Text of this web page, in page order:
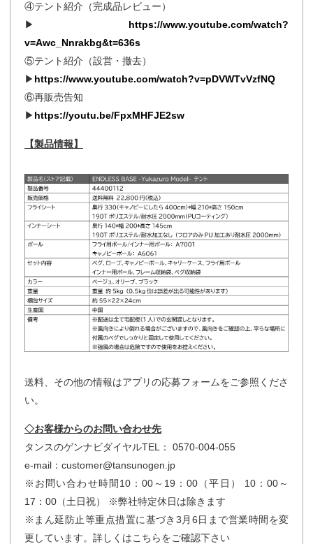
④テント紹介（完成品レビュー）
▶ https://www.youtube.com/watch?
v=Awc_Nnrakbg&t=636s
⑤テント紹介（設営・撤去）
▶ https://www.youtube.com/watch?v=pDVWTvVzfNQ
⑥再販売告知
▶ https://youtu.be/FpxMHFJE2sw
【製品情報】
送料、その他の情報はアプリの応募フォームをご参照くださ
い。
◇お客様からのお問い合わせ先
タンスのゲンナビダイヤルTEL： 0570-004-055
e-mail：customer@tansunogen.jp
※お問い合わせ時間10：00～19：00（平日） 10：00～
17：00（土日祝） ※弊社特定休日は除きます
※まん延防止等重点措置に基づき3月6日まで営業時間を変
更しています。詳しくはこちらをご確認下さい